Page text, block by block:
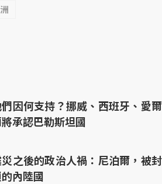
因何支持？挪威、西班牙、愛爾
承認巴勒斯坦國
之後的政治人禍：尼泊爾，被封
內陸國